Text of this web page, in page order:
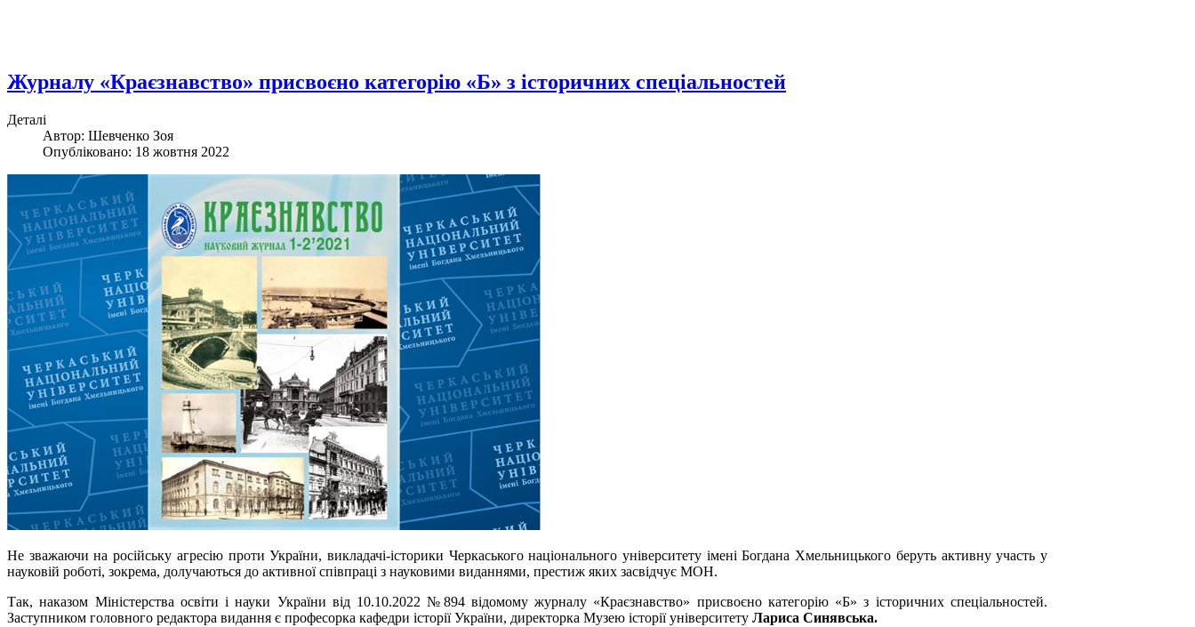
Журналу «Краєзнавство» присвоєно категорію «Б» з історичних спеціальностей
Деталі
Автор: Шевченко Зоя
Опубліковано: 18 жовтня 2022
Не зважаючи на російську агресію проти України, викладачі-історики Черкаського національного університету імені Богдана Хмельницького беруть активну участь у
науковій роботі, зокрема, долучаються до активної співпраці з науковими виданнями, престиж яких засвідчує МОН.
Так, наказом Міністерства освіти і науки України від 10.10.2022 №894 відомому журналу «Краєзнавство» присвоєно категорію «Б» з історичних спеціальностей.
Заступником головного редактора видання є професорка кафедри історії України, директорка Музею історії університету Лариса Синявська.